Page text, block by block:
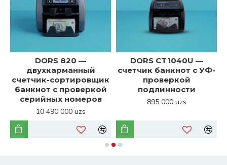
DORS 820 —
двухкарманный
счетчик-сортировщик
банкнот с проверкой
серийных номеров
10 490 000 uzs
DORS CT1040U —
счетчик банкнот с УФ-
проверкой
подлинности
895 000 uzs